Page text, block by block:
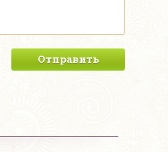
Отправить